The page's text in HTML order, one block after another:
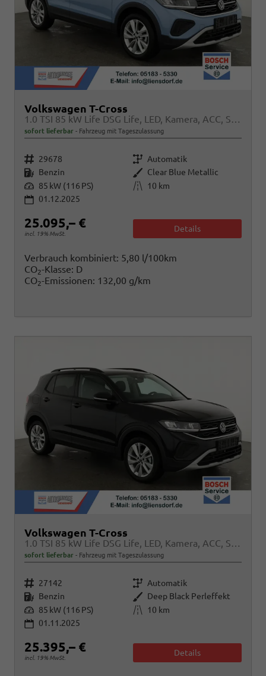
Volkswagen T-Cross
1.0 TSI 85 kW Life DSG Life, LED, Kamera, ACC, Side, Winter, 17-Zoll, 3-J. Garantie
sofort lieferbar Fahrzeug mit Tageszulassung
Fahrzeugnr. 29678 Getriebe Automatik
Kraftstoff Benzin Außenfarbe Clear Blue Metallic
Leistung 85 kW (116 PS) Kilometerstand
10 km
01.12.2025
25.095,– €
incl. 19% MwSt.
Details
Verbrauch kombiniert: 5,80 l/100km
CO2-Klasse: D
CO2-Emissionen: 132,00 g/km
Volkswagen T-Cross
1.0 TSI 85 kW Life DSG Life, LED, Kamera, ACC, Side, Winter, 17-Zoll, 3-J. Garantie
sofort lieferbar Fahrzeug mit Tageszulassung
Fahrzeugnr. 27142 Getriebe Automatik
Kraftstoff Benzin Außenfarbe Deep Black Perleffekt
Leistung 85 kW (116 PS) Kilometerstand
10 km
01.11.2025
25.395,– €
incl. 19% MwSt.
Details